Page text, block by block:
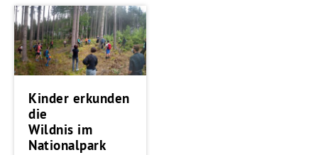
Kinder erkunden
die
Wildnis im
Nationalpark